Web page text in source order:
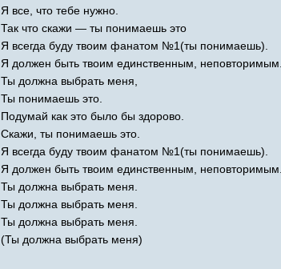
Я все, что тебе нужно.
Так что скажи — ты понимаешь это
Я всегда буду твоим фанатом №1(ты понимаешь).
Я должен быть твоим единственным, неповторимым.
Ты должна выбрать меня,
Ты понимаешь это.
Подумай как это было бы здорово.
Скажи, ты понимаешь это.
Я всегда буду твоим фанатом №1(ты понимаешь).
Я должен быть твоим единственным, неповторимым.
Ты должна выбрать меня.
Ты должна выбрать меня.
Ты должна выбрать меня.
(Ты должна выбрать меня)